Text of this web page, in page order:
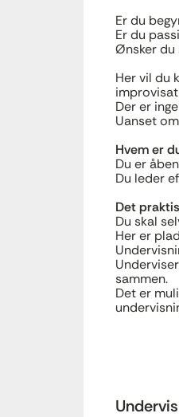
Er du
Er du
Ønsker du
Her vil du
Der er
Uanset
Hvem er
Du er
Du leder
Det
Du skal
Her er
sammen.
Det er